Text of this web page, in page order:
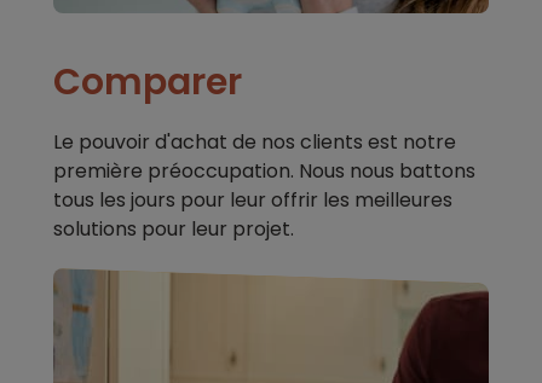
Comparer
Le pouvoir d'achat de nos clients est notre
première préoccupation. Nous nous battons
tous les jours pour leur offrir les meilleures
solutions pour leur projet.